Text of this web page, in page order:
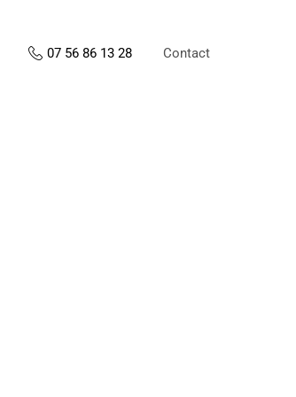
07 56 86 13 28 Contact